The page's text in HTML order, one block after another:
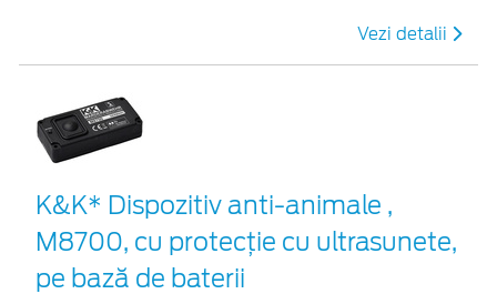
Vezi detalii
K&K* Dispozitiv anti-animale ,
M8700, cu protecție cu ultrasunete,
pe bază de baterii